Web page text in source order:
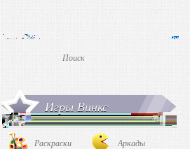
Игры Винкс
Раскраски Аркады